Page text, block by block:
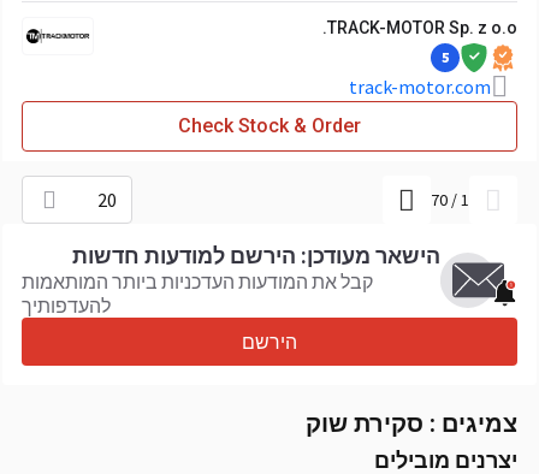
TRACK-MOTOR Sp. z o.o.
5
track-motor.com
Check Stock & Order
1
/
70
20
הישאר מעודכן: הירשם למודעות חדשות
קבל את המודעות העדכניות ביותר המותאמות
להעדפותיך
הירשם
צמיגים : סקירת שוק
יצרנים מובילים